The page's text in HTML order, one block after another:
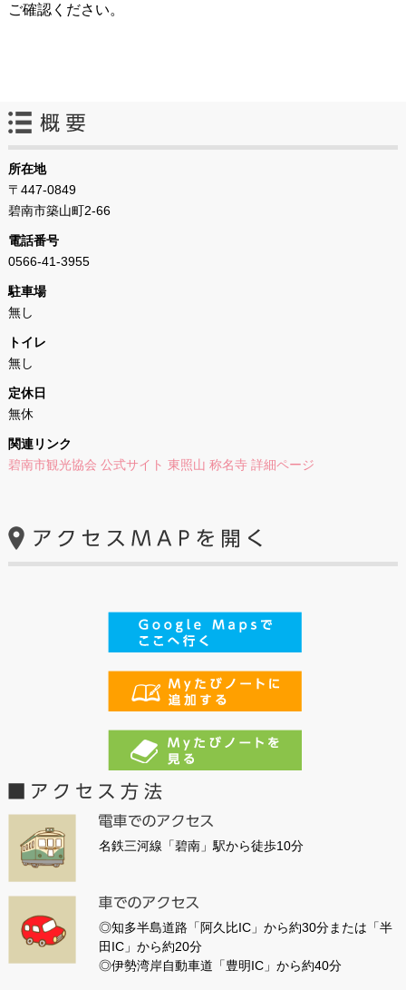
ご確認ください。
所在地
〒447-0849
碧南市築山町2-66
電話番号
0566-41-3955
駐車場
無し
トイレ
無し
定休日
無休
関連リンク
碧南市観光協会 公式サイト 東照山 称名寺 詳細ページ
名鉄三河線「碧南」駅から徒歩10分
◎知多半島道路「阿久比IC」から約30分または「半
田IC」から約20分
◎伊勢湾岸自動車道「豊明IC」から約40分